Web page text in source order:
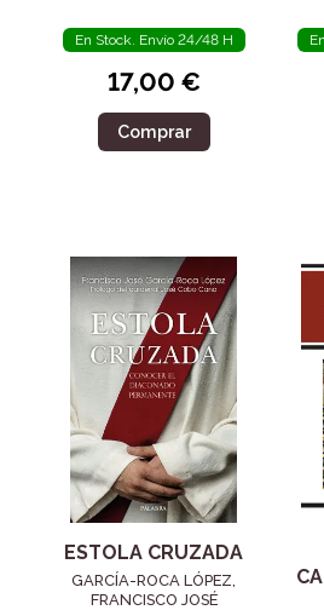
En Stock. Envío 24/48 H
17,00 €
Comprar
ESTOLA CRUZADA
GARCÍA-ROCA LÓPEZ,
FRANCISCO JOSÉ